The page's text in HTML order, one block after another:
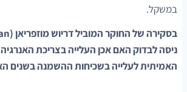
במשקל.
ניסה לבדוק האם אכן העלייה בצריכת
האמיתית לעלייה בשכיחות ההשמנה בשנים